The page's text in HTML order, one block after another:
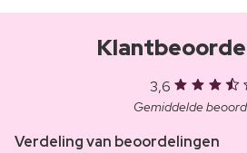
3,6
Gemiddelde
Verdeling van beoordelingen